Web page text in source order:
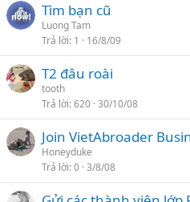
Tìm bạn cũ
Luong Tam
Trả lời 1 16/8/09
T2 đâu roài
tooth
Trả lời 620 30/10/08
Join VietAbroader
Honeyduke
Trả lời 0 3/8/08